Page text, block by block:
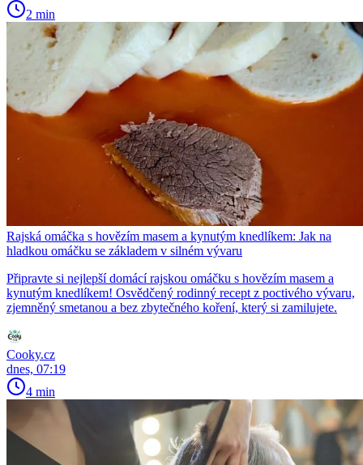
2 min
Rajská omáčka s hovězím masem a kynutým knedlíkem: Jak na
hladkou omáčku se základem v silném vývaru
Připravte si nejlepší domácí rajskou omáčku s hovězím masem a
kynutým knedlíkem! Osvědčený rodinný recept z poctivého vývaru,
zjemněný smetanou a bez zbytečného koření, který si zamilujete.
Cooky.cz
dnes, 07:19
4 min